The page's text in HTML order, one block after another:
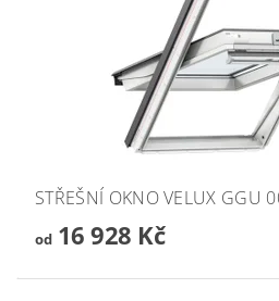
STŘEŠNÍ OKNO VELUX GGU
od16 928 Kč